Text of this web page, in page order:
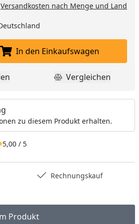
Versandkosten nach Menge und Land
In den Einkaufswagen
In den Einkaufswagen
Produkt
Vergleichen
zu diesem Produkt erhalten.
5,00 / 5
Rechnungskauf
Produkt